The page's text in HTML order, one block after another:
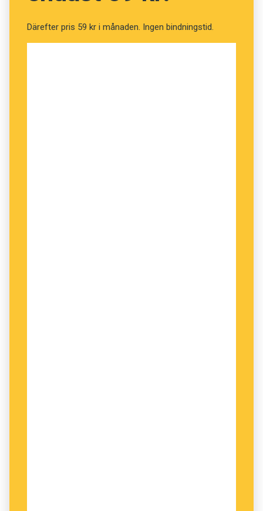
Därefter pris 59 kr i månaden. Ingen bindningstid.